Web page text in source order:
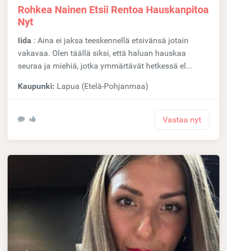
Rohkea Nainen Etsii Rentoa Hauskanpitoa
Nyt
Iida : Aina ei jaksa teeskennellä etsivänsä jotain
vakavaa. Olen täällä siksi, että haluan hauskaa
seuraa ja miehiä, jotka ymmärtävät hetkessä el...
Kaupunki: Lapua (Etelä-Pohjanmaa)
Vastaa nyt